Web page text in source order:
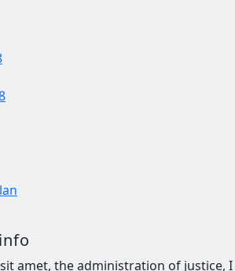
amet, the administration of justice, I